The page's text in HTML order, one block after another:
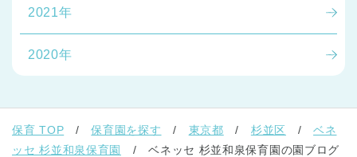
2021年
2020年
保育 TOP 保育園を探す 東京都 杉並区
ベネ
ッセ 杉並和泉保育園
ベネッセ 杉並和泉保育園の園ブログ